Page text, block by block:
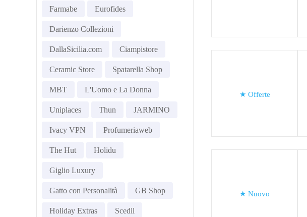
Farmabe Eurofides
Darienzo Collezioni
DallaSicilia.com Ciampistore
Ceramic Store Spatarella Shop
MBT L'Uomo e La Donna
Uniplaces Thun JARMINO
Ivacy VPN Profumeriaweb
The Hut Holidu
Giglio Luxury
Gatto con Personalità GB Shop
Holiday Extras Scedil
★ Offerte
★ Nuovo